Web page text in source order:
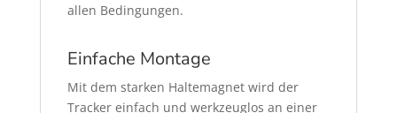
allen Bedingungen.
Einfache Montage
Mit dem starken Haltemagnet wird der
Tracker einfach und werkzeuglos an einer